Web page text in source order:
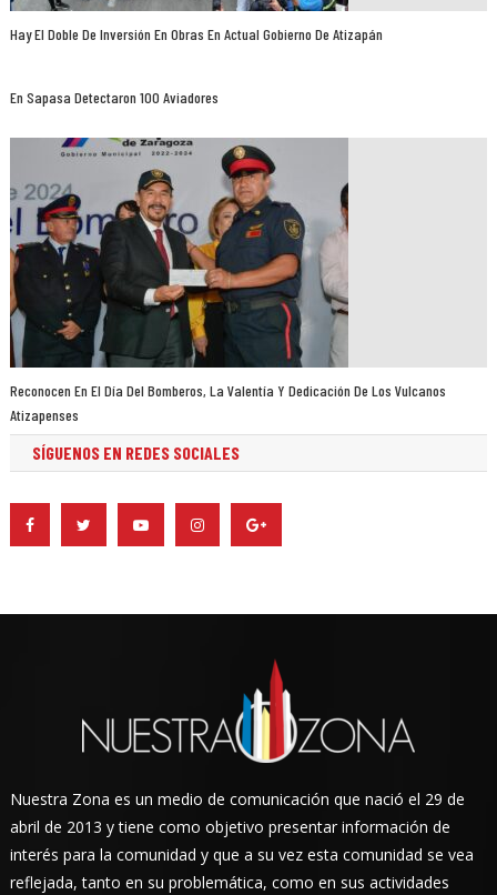
Hay El Doble De Inversión En Obras En Actual Gobierno De Atizapán
En Sapasa Detectaron 100 Aviadores
Reconocen En El Día Del Bomberos, La Valentía Y Dedicación De Los Vulcanos
Atizapenses
SÍGUENOS EN REDES SOCIALES
Nuestra Zona es un medio de comunicación que nació el 29 de
abril de 2013 y tiene como objetivo presentar información de
interés para la comunidad y que a su vez esta comunidad se vea
reflejada, tanto en su problemática, como en sus actividades